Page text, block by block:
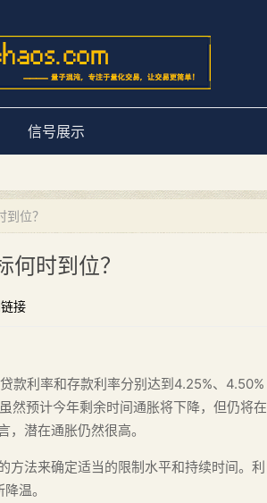
信号展示
位？
时到位？
接
款利率和存款利率分别达到4.25%、4.50%
然预计今年剩余时间通胀将下降，但仍将在
潜在通胀仍然很高。
方法来确定适当的限制水平和持续时间。利
温。